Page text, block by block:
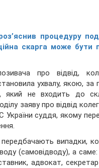
процедуру
скарга може
про відвід,
ухвалу, якою,
який не входить до
заяву про відвід
суддя, якому
випадки,
(самовідводу), а
адвокат,